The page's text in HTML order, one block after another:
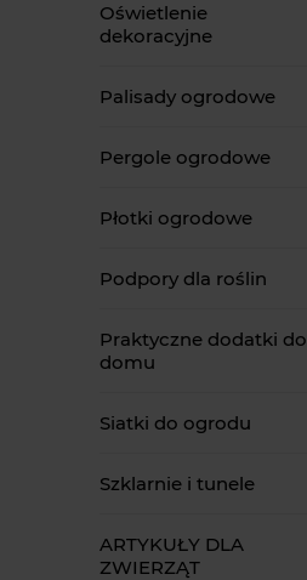
Oświetlenie
dekoracyjne
Palisady ogrodowe
Pergole ogrodowe
Płotki ogrodowe
Podpory dla roślin
Praktyczne dodatki do
domu
Siatki do ogrodu
Szklarnie i tunele
ARTYKUŁY DLA
ZWIERZĄT